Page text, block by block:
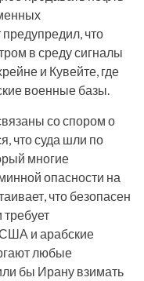
предупредил, что
в среду сигналы
и Кувейте, где
военные базы.
со спором о
что суда шли по
многие
опасности на
что безопасен
США и арабские
любые
бы Ирану взимать